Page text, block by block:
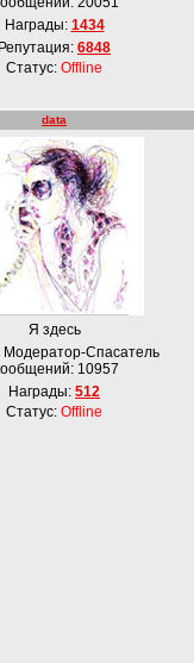
Награды: 1434
Репутация: 6848
Статус: Offline
data
Я здесь
Модератор-Спасатель
10957
Награды: 512
Статус: Offline